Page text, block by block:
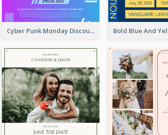
Cyber Punk Monday Discount Invitation Design